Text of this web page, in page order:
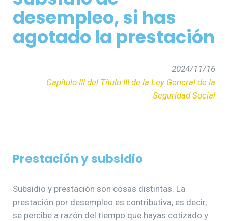
desempleo, si has
agotado la prestación
2024/11/16
Capítulo III del Título III de la Ley General de la
Seguridad Social
Prestación y subsidio
Subsidio y prestación son cosas distintas. La
prestación por desempleo es contributiva, es decir,
se percibe a razón del tiempo que hayas cotizado y